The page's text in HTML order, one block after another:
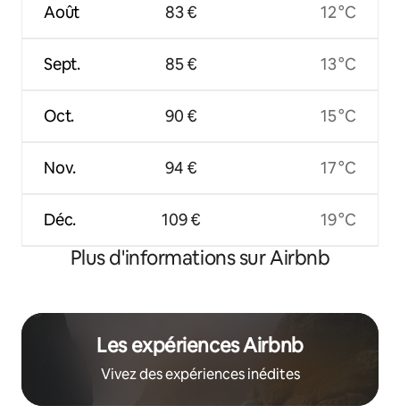
Août
Sept.
Oct.
Nov.
Déc.
83 €
85 €
90 €
94 €
109 €
12 °C
13 °C
15 °C
17 °C
19 °C
Plus d'informations sur Airbnb
Les expériences Airbnb
Vivez des expériences inédites